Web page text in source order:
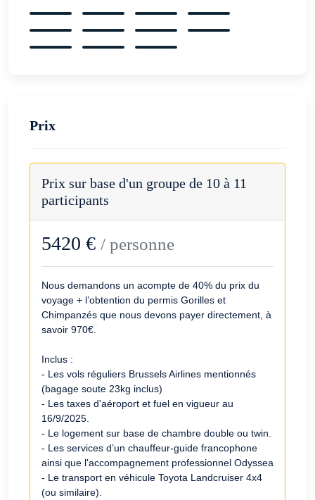
Prix
Prix sur base d'un groupe de 10 à 11
participants
5420 € / personne
Nous demandons un acompte de 40% du prix du
voyage + l’obtention du permis Gorilles et
Chimpanzés que nous devons payer directement, à
savoir 970€.
Inclus :
- Les vols réguliers Brussels Airlines mentionnés
(bagage soute 23kg inclus)
- Les taxes d'aéroport et fuel en vigueur au
16/9/2025.
- Le logement sur base de chambre double ou twin.
- Les services d’un chauffeur-guide francophone
ainsi que l'accompagnement professionnel Odyssea
- Le transport en véhicule Toyota Landcruiser 4x4
(ou similaire).